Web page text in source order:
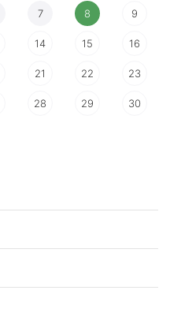
7 8 9
14 15 16
21 22 23
28 29 30